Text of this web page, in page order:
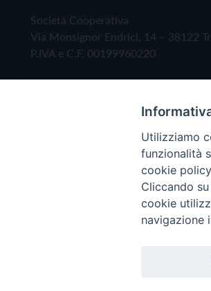
Società Cooperativa
Via Monsignor Endrici, 14 – 38122
P.IVA e C.F. 00199960220
Copyright © 2019 - Tutti i
Utilizziamo
funzionalità
cookie
Cliccando
cookie
navigazione